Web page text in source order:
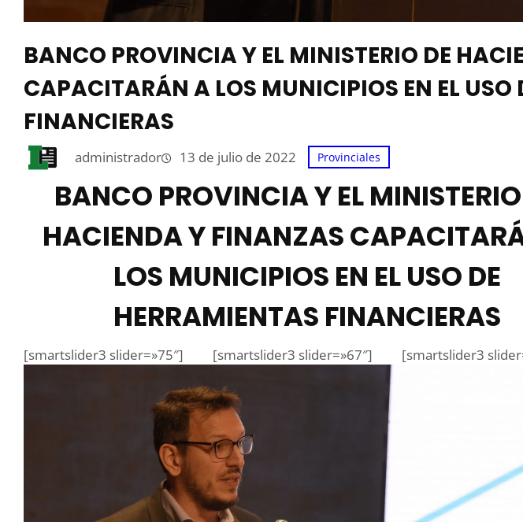
BANCO PROVINCIA Y EL MINISTERIO DE
CAPACITARÁN A LOS MUNICIPIOS EN EL USO
FINANCIERAS
administrador 13 de julio de 2022 Provinciales
BANCO PROVINCIA Y EL
HACIENDA Y FINANZAS
LOS MUNICIPIOS EN EL USO DE
HERRAMIENTAS FINANCIERAS
[smartslider3 slider=»75″] [smartslider3 slider=»67″] [smartslider3